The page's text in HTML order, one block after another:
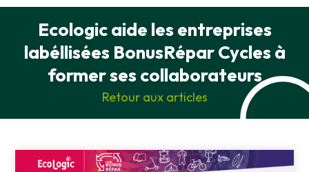
Ecologic aide les entreprises
labéllisées BonusRépar Cycles à
former ses collaborateurs
Retour aux articles